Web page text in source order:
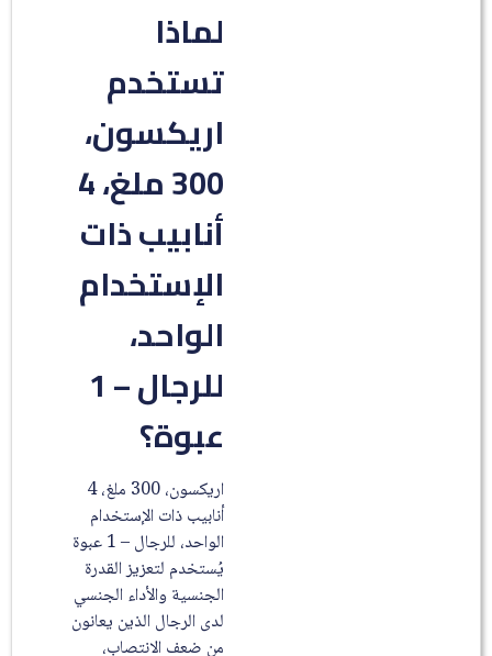
لماذا
تستخدم
اريكسون،
300 ملغ، 4
أنابيب ذات
الإستخدام
الواحد،
للرجال – 1
عبوة؟
اريكسون، 300 ملغ، 4
أنابيب ذات الإستخدام
الواحد، للرجال – 1 عبوة
يُستخدم لتعزيز القدرة
الجنسية والأداء الجنسي
لدى الرجال الذين يعانون
من ضعف الانتصاب،